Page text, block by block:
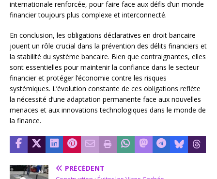
internationale renforcée, pour faire face aux défis d’un monde
financier toujours plus complexe et interconnecté.
En conclusion, les obligations déclaratives en droit bancaire
jouent un rôle crucial dans la prévention des délits financiers et
la stabilité du système bancaire. Bien que contraignantes, elles
sont essentielles pour maintenir la confiance dans le secteur
financier et protéger l’économie contre les risques
systémiques. L’évolution constante de ces obligations reflète
la nécessité d’une adaptation permanente face aux nouvelles
menaces et aux innovations technologiques dans le monde de
la finance.
PRÉCÉDENT